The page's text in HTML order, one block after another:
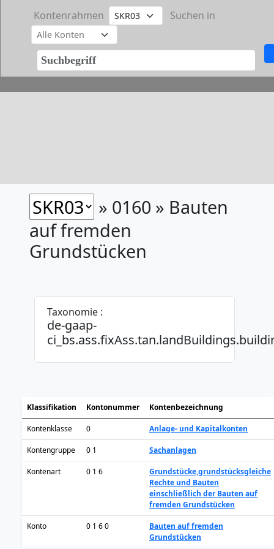
Kontenrahmen Suchen in
» 0160 » Bauten
auf fremden
Grundstücken
Taxonomie :
de-gaap-
Klassifikation Kontonummer Kontenbezeichnung
Kontenklasse 0 Anlage- und Kapitalkonten
Kontengruppe 0 1 Sachanlagen
Kontenart 0 1 6
Grundstücke,grundstücksgleiche
Rechte und Bauten
einschließlich der Bauten auf
fremden Grundstücken
Konto 0 1 6 0
Bauten auf fremden
Grundstücken